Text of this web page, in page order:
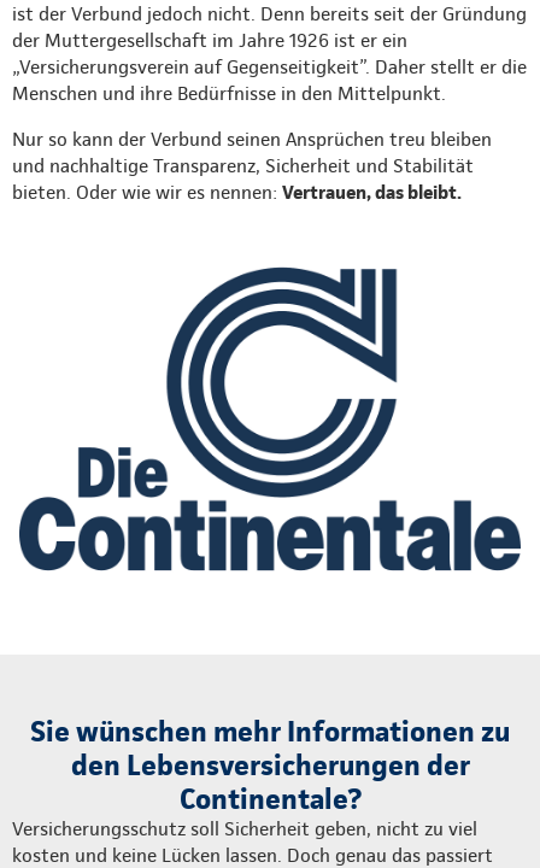
ist der Verbund jedoch nicht. Denn bereits seit der Gründung
der Muttergesellschaft im Jahre 1926 ist er ein
„Versicherungsverein auf Gegenseitigkeit”. Daher stellt er die
Menschen und ihre Bedürfnisse in den Mittelpunkt.
Nur so kann der Verbund seinen Ansprüchen treu bleiben
und nachhaltige Transparenz, Sicherheit und Stabilität
bieten. Oder wie wir es nennen: Vertrauen, das bleibt.
Sie wünschen mehr Informationen zu
den Lebensversicherungen der
Continentale?
Versicherungsschutz soll Sicherheit geben, nicht zu viel
kosten und keine Lücken lassen. Doch genau das passiert